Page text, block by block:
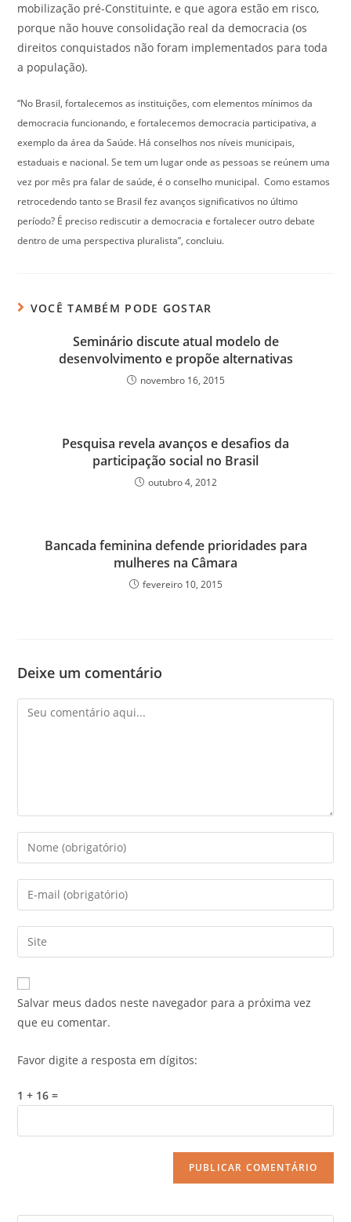
mobilização pré-Constituinte, e que agora estão em risco,
porque não houve consolidação real da democracia (os
direitos conquistados não foram implementados para toda
a população).
“No Brasil, fortalecemos as instituições, com elementos mínimos da
democracia funcionando, e fortalecemos democracia participativa, a
exemplo da área da Saúde. Há conselhos nos níveis municipais,
estaduais e nacional. Se tem um lugar onde as pessoas se reúnem uma
vez por mês pra falar de saúde, é o conselho municipal. Como estamos
retrocedendo tanto se Brasil fez avanços significativos no último
período? É preciso rediscutir a democracia e fortalecer outro debate
dentro de uma perspectiva pluralista”, concluiu.
VOCÊ TAMBÉM PODE GOSTAR
Seminário discute atual modelo de
desenvolvimento e propõe alternativas
novembro 16, 2015
Pesquisa revela avanços e desafios da
participação social no Brasil
outubro 4, 2012
Bancada feminina defende prioridades para
mulheres na Câmara
fevereiro 10, 2015
Deixe um comentário
Salvar meus dados neste navegador para a próxima vez
que eu comentar.
Favor digite a resposta em dígitos:
1 + 16 =